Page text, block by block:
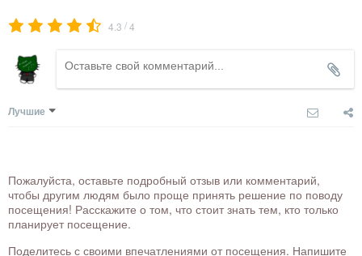
4.3 /4
Лучшие
Пожалуйста, оставьте подробный отзыв или комментарий,
чтобы другим людям было проще принять решение по поводу
посещения! Расскажите о том, что стоит знать тем, кто только
планирует посещение.
Поделитесь с своими впечатлениями от посещения. Напишите